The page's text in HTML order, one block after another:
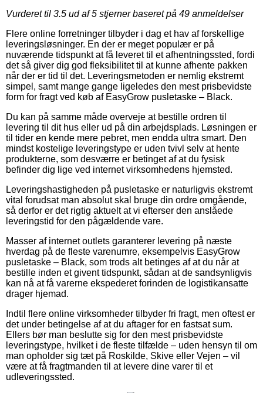
Vurderet til 3.5 ud af 5 stjerner baseret på 49 anmeldelser
Flere online forretninger tilbyder i dag et hav af forskellige
leveringsløsninger. En der er meget populær er på
nuværende tidspunkt at få leveret til et afhentningssted, fordi
det så giver dig god fleksibilitet til at kunne afhente pakken
når der er tid til det. Leveringsmetoden er nemlig ekstremt
simpel, samt mange gange ligeledes den mest prisbevidste
form for fragt ved køb af EasyGrow pusletaske – Black.
Du kan på samme måde overveje at bestille ordren til
levering til dit hus eller ud på din arbejdsplads. Løsningen er
til tider en kende mere pebret, men endda ultra smart. Den
mindst kostelige leveringstype er uden tvivl selv at hente
produkterne, som desværre er betinget af at du fysisk
befinder dig lige ved internet virksomhedens hjemsted.
Leveringshastigheden på pusletaske er naturligvis ekstremt
vital forudsat man absolut skal bruge din ordre omgående,
så derfor er det rigtig aktuelt at vi efterser den anslåede
leveringstid for den pågældende vare.
Masser af internet outlets garanterer levering på næste
hverdag på de fleste varenumre, eksempelvis EasyGrow
pusletaske – Black, som trods alt betinges af at du når at
bestille inden et givent tidspunkt, sådan at de sandsynligvis
kan nå at få varerne ekspederet forinden de logistikansatte
drager hjemad.
Indtil flere online virksomheder tilbyder fri fragt, men oftest er
det under betingelse af at du aftager for en fastsat sum.
Ellers bør man beslutte sig for den mest prisbevidste
leveringstype, hvilket i de fleste tilfælde – uden hensyn til om
man opholder sig tæt på Roskilde, Skive eller Vejen – vil
være at få fragtmanden til at levere dine varer til et
udleveringssted.